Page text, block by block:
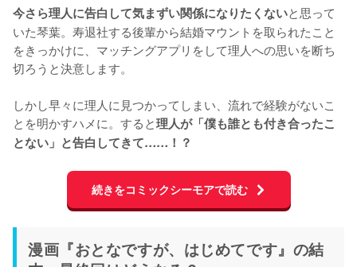
今さら理人に告白して気まずい関係になりたくないと思って
いた琴葉。寿退社する後輩から結婚マウントを取られたこと
をきっかけに、マッチングアプリをして理人への思いを断ち
切ろうと決意します。
しかし早々に理人に見つかってしまい、流れで経験がないこ
とを明かすハメに。すると理人が「僕も誰とも付き合ったこ
とない」と告白してきて……！？
続きをコミックシーモアで読む
漫画『おとなですが、はじめてです』の結